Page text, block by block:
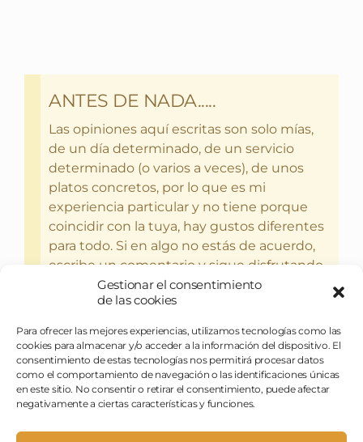
Gestionar el consentimiento
de las cookies
Para ofrecer las mejores experiencias, utilizamos tecnologías como las
cookies para almacenar y/o acceder a la información del dispositivo. El
consentimiento de estas tecnologías nos permitirá procesar datos
como el comportamiento de navegación o las identificaciones únicas
en este sitio. No consentir o retirar el consentimiento, puede afectar
negativamente a ciertas características y funciones.
ANTES DE NADA.....
Las opiniones aquí escritas son solo mías,
de un día determinado, de un servicio
determinado (o varios a veces), de unos
platos concretos, por lo que es mi
experiencia particular y no tiene porque
coincidir con la tuya, hay gustos diferentes
para todo. Si en algo no estás de acuerdo,
escribe un comentario y sigue disfrutando
del bebercio y el glotoneo.